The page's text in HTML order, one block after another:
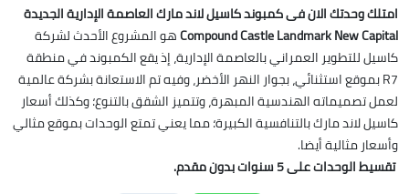
امتلك وحدتك الان فى كمبوند كاسيل لاند مارك العاصمة الإدارية الجديدة
Compound Castle Landmark New Capitalهو المشروع الأحدث لشركة
كاسيل للتطوير العمراني بالعاصمة الإدارية، إذ يقع الكمبوند في منطقة
R7 بموقع استثنائي، بجوار النهر الأخضر، وفيه تم الاستعانة بشركة عالمية
لعمل تصميماته الهندسية المبهرة، وتتميز الشقق بالتنوع؛ وكذلك أسعار
كاسيل لاند مارك بالتنافسية الكبيرة؛ مما يعني تمتع الوحدات بموقع مثالي
وأسعار مثالية أيضا.
تقسيط الوحدات على 5 سنوات بدون مقدم.